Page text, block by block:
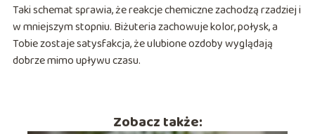
Taki schemat sprawia, że reakcje chemiczne zachodzą rzadziej i
w mniejszym stopniu. Biżuteria zachowuje kolor, połysk, a
Tobie zostaje satysfakcja, że ulubione ozdoby wyglądają
dobrze mimo upływu czasu.
Zobacz także: